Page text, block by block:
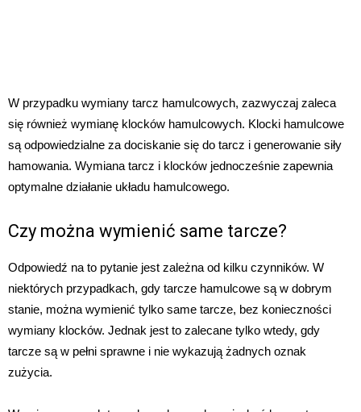
W przypadku wymiany tarcz hamulcowych, zazwyczaj zaleca
się również wymianę klocków hamulcowych. Klocki hamulcowe
są odpowiedzialne za dociskanie się do tarcz i generowanie siły
hamowania. Wymiana tarcz i klocków jednocześnie zapewnia
optymalne działanie układu hamulcowego.
Czy można wymienić same tarcze?
Odpowiedź na to pytanie jest zależna od kilku czynników. W
niektórych przypadkach, gdy tarcze hamulcowe są w dobrym
stanie, można wymienić tylko same tarcze, bez konieczności
wymiany klocków. Jednak jest to zalecane tylko wtedy, gdy
tarcze są w pełni sprawne i nie wykazują żadnych oznak
zużycia.